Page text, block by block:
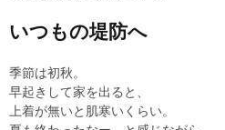
いつもの堤防へ
季節は初秋。
早起きして家を出ると、
上着が無いと肌寒いくらい。